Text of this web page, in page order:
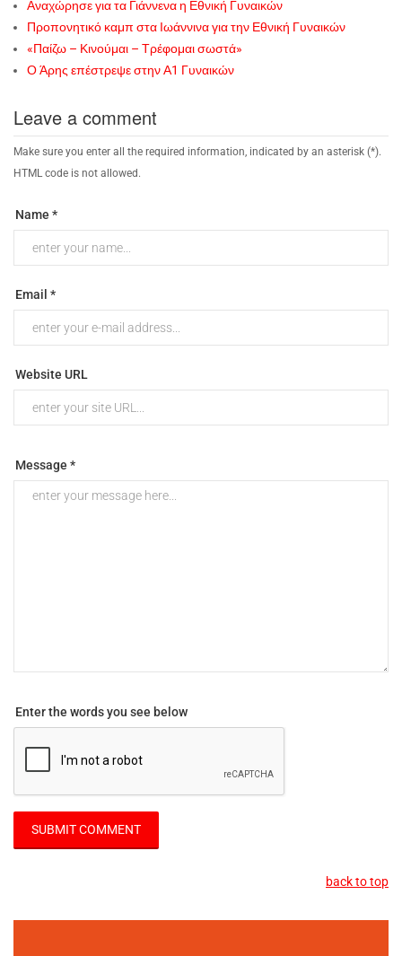
Αναχώρησε για τα Γιάννενα η Εθνική Γυναικών
Προπονητικό καμπ στα Ιωάννινα για την Εθνική Γυναικών
«Παίζω – Κινούμαι – Τρέφομαι σωστά»
Ο Άρης επέστρεψε στην Α1 Γυναικών
Leave a comment
Make sure you enter all the required information, indicated by an asterisk (*).
HTML code is not allowed.
Name *
Email *
Website URL
Message *
Enter the words you see below
back to top